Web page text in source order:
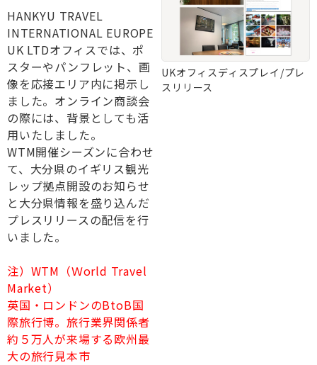
HANKYU TRAVEL
INTERNATIONAL EUROPE
UK LTDオフィスでは、ポ
スターやパンフレット、画
像を応接エリア内に掲示し
ました。オンライン商談会
の際には、背景としても活
用いたしました。
WTM開催シーズンに合わせ
て、大分県のイギリス観光
レップ拠点開設のお知らせ
と大分県情報を盛り込んだ
プレスリリースの配信を行
いました。
注）WTM（Ｗorld Travel
Market）
英国・ロンドンのBtoB国
際旅行博。旅行業界関係者
約５万人が来場する欧州最
大の旅行見本市
UKオフィスディスプレイ/プレ
スリリース